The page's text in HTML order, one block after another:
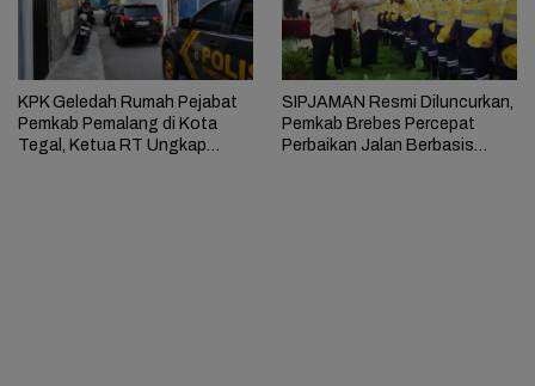
KPK Geledah Rumah Pejabat
Pemkab Pemalang di Kota
Tegal, Ketua RT Ungkap
SIPJAMAN Resmi Diluncurkan,
Pemkab Brebes Percepat
Perbaikan Jalan Berbasis